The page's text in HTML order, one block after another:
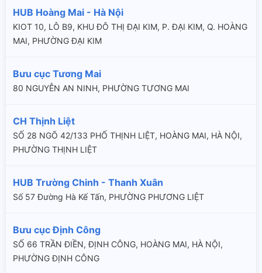
HUB Hoàng Mai - Hà Nội
KIOT 10, LÔ B9, KHU ĐÔ THỊ ĐẠI KIM, P. ĐẠI KIM, Q. HOÀNG
MAI, PHƯỜNG ĐẠI KIM
Bưu cục Tương Mai
80 NGUYỄN AN NINH, PHƯỜNG TƯƠNG MAI
CH Thịnh Liệt
SỐ 28 NGÕ 42/133 PHỐ THỊNH LIỆT, HOÀNG MAI, HÀ NỘI,
PHƯỜNG THỊNH LIỆT
HUB Trường Chinh - Thanh Xuân
Số 57 Đường Hà Kế Tấn, PHƯỜNG PHƯƠNG LIỆT
Bưu cục Định Công
SỐ 66 TRẦN ĐIỀN, ĐỊNH CÔNG, HOÀNG MAI, HÀ NỘI,
PHƯỜNG ĐỊNH CÔNG